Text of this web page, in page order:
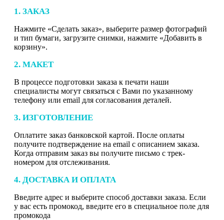
1. ЗАКАЗ
Нажмите «Сделать заказ», выберите размер фотографий
и тип бумаги, загрузите снимки, нажмите «Добавить в
корзину».
2. МАКЕТ
В процессе подготовки заказа к печати наши
специалисты могут связаться с Вами по указанному
телефону или email для согласования деталей.
3. ИЗГОТОВЛЕНИЕ
Оплатите заказ банковской картой. После оплаты
получите подтверждение на email с описанием заказа.
Когда отправим заказ вы получите письмо с трек-
номером для отслеживания.
4. ДОСТАВКА И ОПЛАТА
Введите адрес и выберите способ доставки заказа. Если
у вас есть промокод, введите его в специальное поле для
промокода